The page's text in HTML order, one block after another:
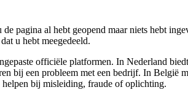
pagina al hebt geopend maar niets hebt
u hebt meegedeeld.
officiële platformen. In Nederland
bij een probleem met een bedrijf. In België
helpen bij misleiding, fraude of oplichting.